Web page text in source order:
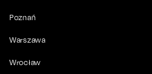
Poznań
Warszawa
Wrocław